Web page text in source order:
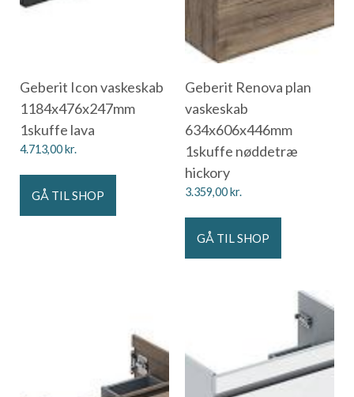
Geberit Icon vaskeskab
1184x476x247mm
1skuffe lava
4.713,00kr.
GÅ TIL SHOP
Geberit Renova plan
vaskeskab
634x606x446mm
1skuffe nøddetræ
hickory
3.359,00kr.
GÅ TIL SHOP